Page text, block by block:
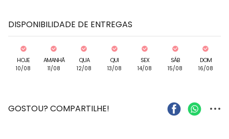
DISPONIBILIDADE DE ENTREGAS
HOJE
10/08
AMANHÃ
11/08
QUA
12/08
QUI
13/08
SEX
14/08
SÁB
15/08
DOM
16/08
GOSTOU? COMPARTILHE! ...